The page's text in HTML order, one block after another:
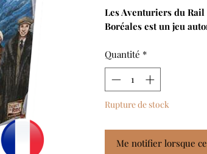
Les Aventuriers du Rail
Boréales est un jeu
Quantité *
Rupture de stock
Me notifier lorsque